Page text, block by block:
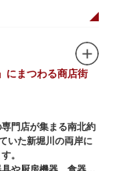
像が並ぶ山門「宝
には、邪気を払うご
本尊の聖観世音菩薩
。
、国指定重要文化財
影向堂（ようごうど
さい。
やかに浮かび上がり
り、シャッターに描
ポットやデートスポ
にまつわる商店街
門店が集まる南北約
いた新堀川の両岸に
。